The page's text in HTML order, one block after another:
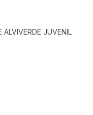
ALVIVERDE JUVENIL